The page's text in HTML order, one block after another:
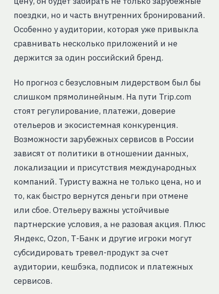
поездки, но и часть внутренних бронирований.
Особенно у аудитории, которая уже привыкла
сравнивать несколько приложений и не
держится за один российский бренд.
Но прогноз с безусловным лидерством был бы
слишком прямолинейным. На пути Trip.com
стоят регулирование, платежи, доверие
отельеров и экосистемная конкуренция.
Возможности зарубежных сервисов в России
зависят от политики в отношении данных,
локализации и присутствия международных
компаний. Туристу важна не только цена, но и
то, как быстро вернутся деньги при отмене
или сбое. Отельеру важны устойчивые
партнерские условия, а не разовая акция. Плюс
Яндекс, Ozon, Т-Банк и другие игроки могут
субсидировать тревел-продукт за счет
аудитории, кешбэка, подписок и платежных
сервисов.